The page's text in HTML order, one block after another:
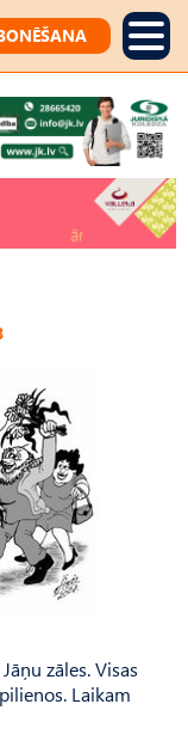
zāles. Visas
Laikam